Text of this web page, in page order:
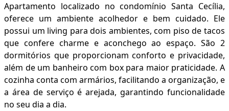
Apartamento localizado no condomínio Santa Cecília,
oferece um ambiente acolhedor e bem cuidado. Ele
possui um living para dois ambientes, com piso de tacos
que confere charme e aconchego ao espaço. São 2
dormitórios que proporcionam conforto e privacidade,
além de um banheiro com box para maior praticidade. A
cozinha conta com armários, facilitando a organização, e
a área de serviço é arejada, garantindo funcionalidade
no seu dia a dia.